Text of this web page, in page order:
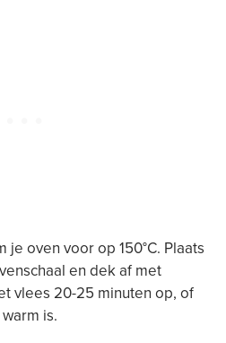
je oven voor op 150°C. Plaats
en dek af met
vlees 20-25 minuten op, of
is.